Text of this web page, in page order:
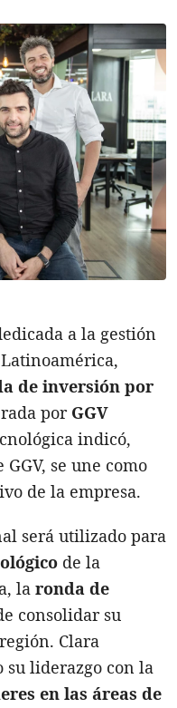
a la gestión
de inversión por
por GGV
indicó,
se une como
de la empresa.
será utilizado para
de la
la ronda de
consolidar su
Clara
liderazgo con la
en las áreas de